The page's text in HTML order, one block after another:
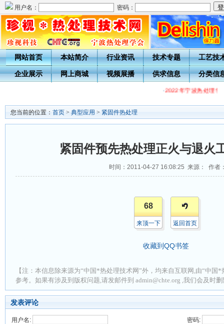
用户名： 密码：
网站首页 本站简介 行业资讯 技术专题 工艺技
企业展示 网上商城 视频展播 供求信息 分类信
·2022年宁波热处理学
您当前的位置： 首页 > 典型应用 > 紧固件热处理
紧固件预先热处理正火与退火
时间：2011-04-27 16:08:25 来源： 作者
68
来顶一下 返回首页
收藏到QQ书签
【注：本信息除来源为“中国*热处理技术网”外，均来自互联网,由“中国
参考。如果有涉及到版权问题,请发邮件到 admin@chte.org ,我们会及时
发表评论
用户名:
密码: